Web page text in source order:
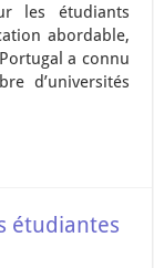
les étudiants
abordable,
a connu
d’universités
étudiantes